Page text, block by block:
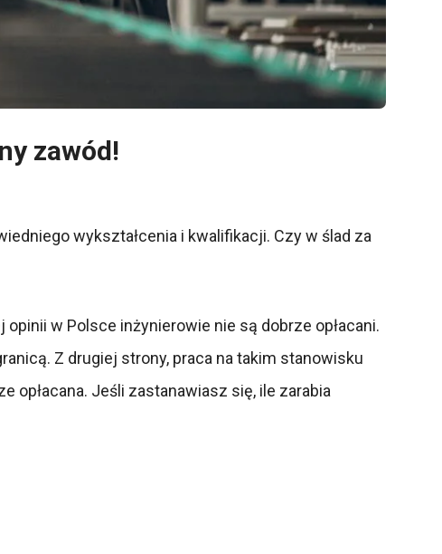
zawód!
wykształcenia i kwalifikacji. Czy w ślad za
w Polsce inżynierowie nie są dobrze opłacani.
Z drugiej strony, praca na takim stanowisku
Jeśli zastanawiasz się, ile zarabia